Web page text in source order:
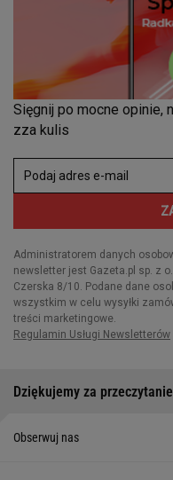
Dziękujemy za przeczytanie
Obserwuj nas